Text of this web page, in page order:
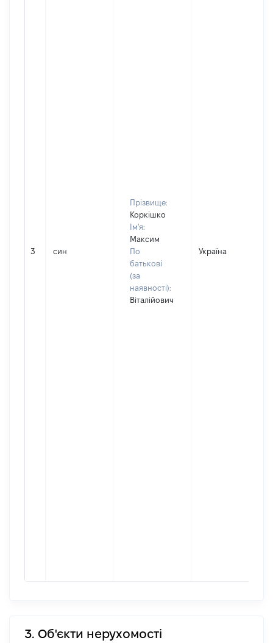
3 син
Прізвище:
Коркішко
Ім'я:
Максим
По
батькові
(за
наявності):
Віталійович
Україна
3. Об'єкти нерухомості